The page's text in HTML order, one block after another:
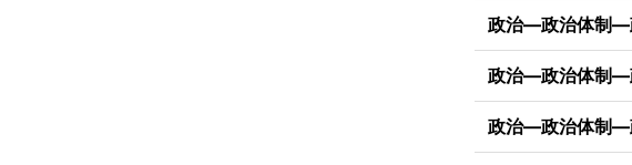
政治―政治体制―
政治―政治体制
政治―政治体制